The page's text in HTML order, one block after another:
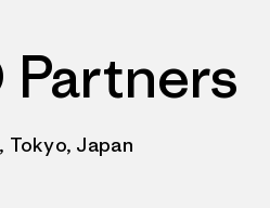
Partners
Tokyo, Japan